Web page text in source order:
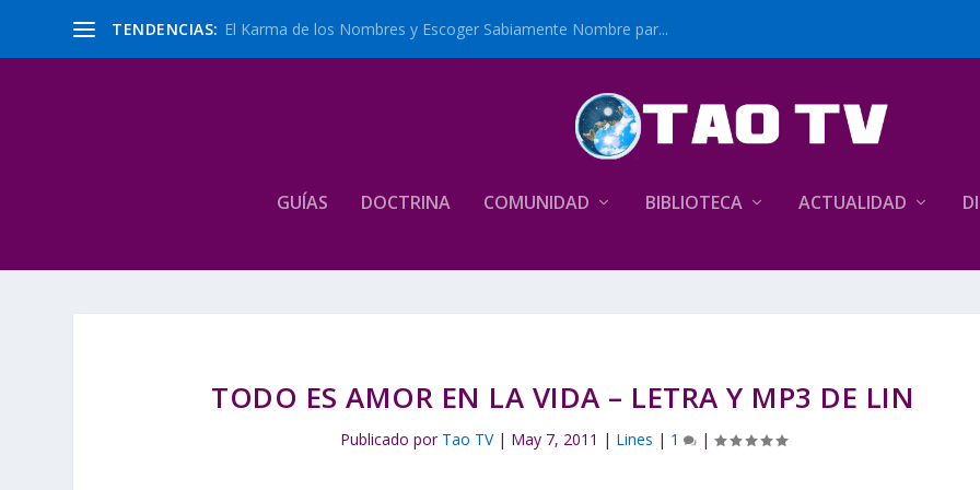
TENDENCIAS: El Karma de los Nombres y Escoger Sabiamente Nombre par...
GUÍAS DOCTRINA COMUNIDAD BIBLIOTECA ACTUALIDAD
TODO ES AMOR EN LA VIDA – LETRA Y MP3 DE LIN
Publicado por Tao TV| May 7, 2011 | Lines | 1 |